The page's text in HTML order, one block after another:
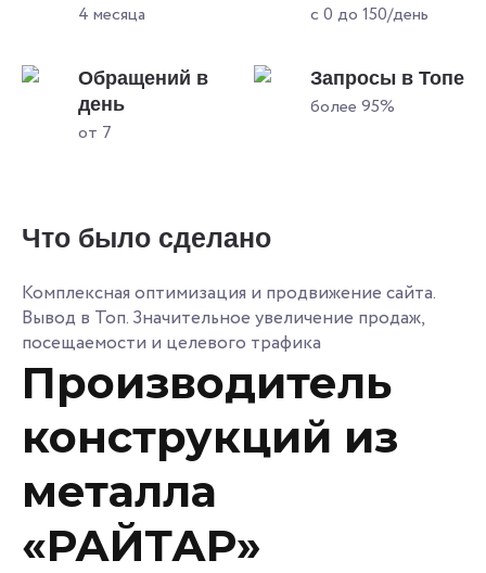
4 месяца с 0 до 150/день
Обращений в
день
от 7
Запросы в Топе
более 95%
Что было сделано
Комплексная оптимизация и продвижение сайта.
Вывод в Топ. Значительное увеличение продаж,
посещаемости и целевого трафика
Производитель
конструкций из
металла
«РАЙТАР»